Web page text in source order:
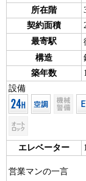
所在階
契約面積
最寄駅
構造
築年数
設備
エレベーター
営業マンの一言